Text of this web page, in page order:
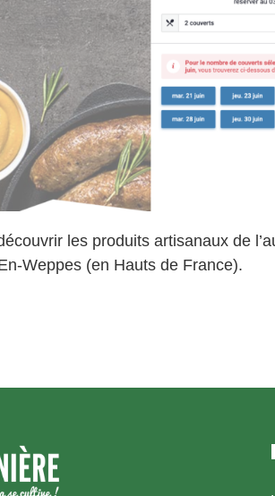
les produits artisanaux de
Weppes (en Hauts de France).